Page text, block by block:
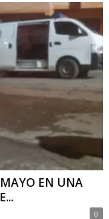
EN UNA
0